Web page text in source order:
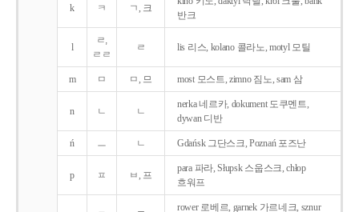
k ㅋ ㄱ, 크
반크
l
ㄹ,
ㄹㄹ
ㄹ lis 리스, kolano 콜라노, motyl 모틸
m ㅁ ㅁ, 므 most 모스트, zimno 짐노, sam 삼
n ㄴ ㄴ
nerka 네르카, dokument 도쿠멘트,
dywan 디반
ń ㅡ ㄴ Gdańsk 그단스크, Poznań 포즈난
p ㅍ ㅂ, 프
para 파라, Słupsk 스웁스크, chłop
흐워프
rower 로베르, garnek 가르네크, sznur